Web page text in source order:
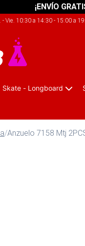
¡ENVÍO
- Vie. 10:30 a 14:30 - 15:00 a
Skate - Longboard
/Anzuelo 7158 Mtj